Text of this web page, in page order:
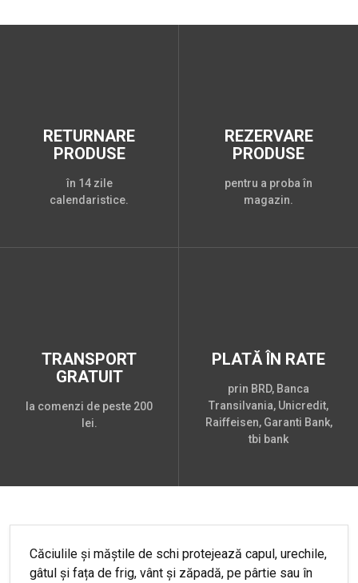
RETURNARE
PRODUSE
în 14 zile
calendaristice.
REZERVARE
PRODUSE
pentru a proba în
magazin.
TRANSPORT
GRATUIT
la comenzi de peste 200
lei.
PLATĂ ÎN RATE
prin BRD, Banca
Transilvania, Unicredit,
Raiffeisen, Garanti Bank,
tbi bank
Căciulile și măștile de schi protejează capul, urechile,
gâtul și fața de frig, vânt și zăpadă, pe pârtie sau în